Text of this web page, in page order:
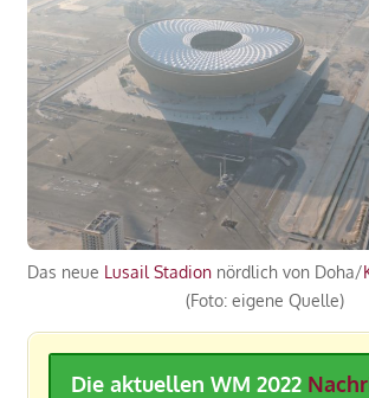
Das neue Lusail Stadion nördlich von Doha/
(Foto: eigene Quelle)
Die aktuellen WM 2022